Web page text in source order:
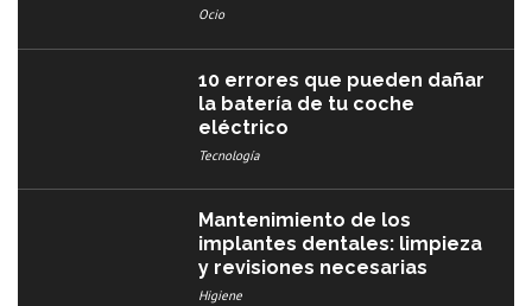
Ocio
10 errores que pueden dañar
la batería de tu coche
eléctrico
Tecnología
Mantenimiento de los
implantes dentales: limpieza
y revisiones necesarias
Higiene